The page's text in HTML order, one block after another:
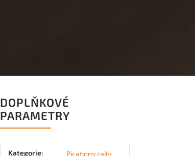
DOPLŇKOVÉ
PARAMETRY
Kategorie: Picatinny raily